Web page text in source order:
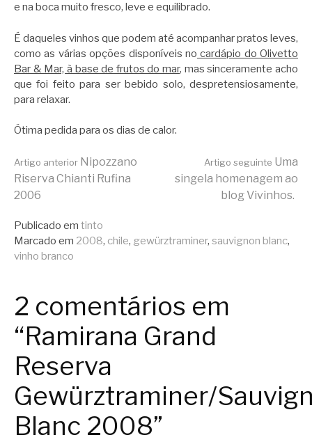
e na boca muito fresco, leve e equilibrado.
É daqueles vinhos que podem até acompanhar pratos leves,
como as várias opções disponíveis no cardápio do Olivetto
Bar & Mar, à base de frutos do mar, mas sinceramente acho
que foi feito para ser bebido solo, despretensiosamente,
para relaxar.
Ótima pedida para os dias de calor.
Continue
lendo
Artigo anterior Nipozzano
Riserva Chianti Rufina
2006
Artigo seguinte Uma
singela homenagem ao
blog Vivinhos.
Publicado em tinto
Marcado em 2008, chile, gewürztraminer, sauvignon blanc,
vinho branco
2 comentários em
“Ramirana Grand
Reserva
Gewürztraminer/
Blanc 2008”